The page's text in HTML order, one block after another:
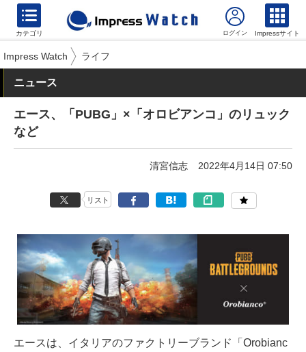
カテゴリ Impressサイト
Impress Watch ライフ
ニュース
エース、「PUBG」×「オロビアンコ」のリュック
など
清宮信志 2022年4月14日 07:50
リスト
エースは、イタリアのファクトリーブランド「Orobianc